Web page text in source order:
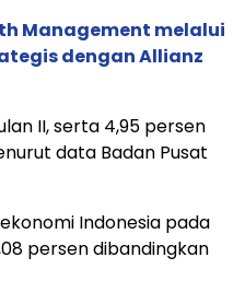
Management melalui
dengan Allianz
II, serta 4,95 persen
data Badan Pusat
Indonesia pada
persen dibandingkan